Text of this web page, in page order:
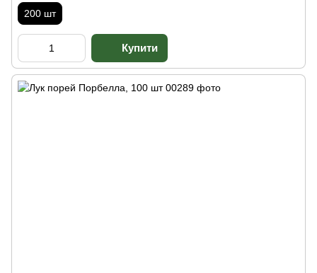
200 шт